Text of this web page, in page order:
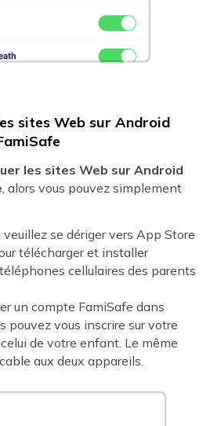
sites Web sur Android
les sites Web sur Android
, alors vous pouvez simplement
veuillez se dériger vers App Store
télécharger et installer
cellulaires des parents
un compte FamiSafe dans
pouvez vous inscrire sur votre
de votre enfant. Le même
aux deux appareils.